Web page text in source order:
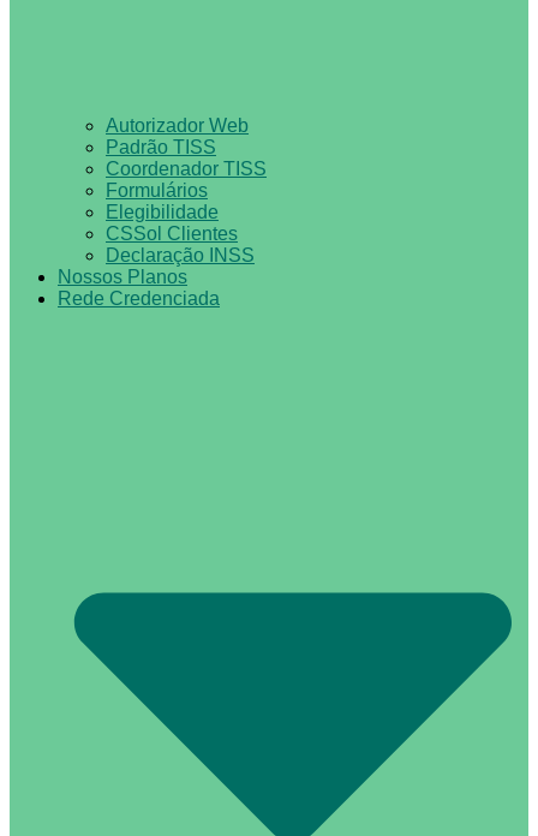
Autorizador Web
Padrão TISS
Coordenador TISS
Formulários
Elegibilidade
CSSol Clientes
Declaração INSS
Nossos Planos
Rede Credenciada